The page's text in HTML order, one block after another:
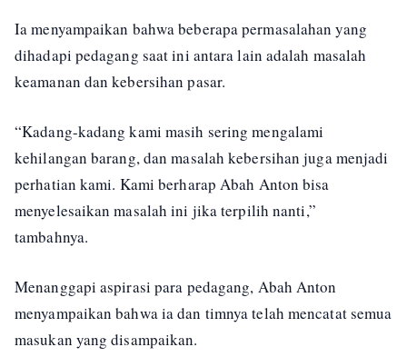
Ia menyampaikan bahwa beberapa permasalahan yang
dihadapi pedagang saat ini antara lain adalah masalah
keamanan dan kebersihan pasar.
“Kadang-kadang kami masih sering mengalami
kehilangan barang, dan masalah kebersihan juga menjadi
perhatian kami. Kami berharap Abah Anton bisa
menyelesaikan masalah ini jika terpilih nanti,”
tambahnya.
Menanggapi aspirasi para pedagang, Abah Anton
menyampaikan bahwa ia dan timnya telah mencatat semua
masukan yang disampaikan.